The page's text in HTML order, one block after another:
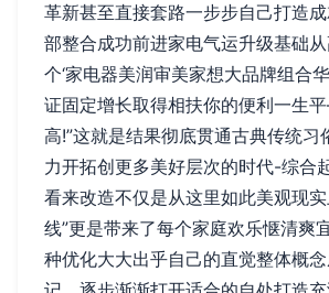
革新甚至直接套路一步步自己打造
部整合成功前进家电气运升级基础
个‘家电器美润审美家想大品牌组合
证固定增长取得相扶你的便利一生
高!”这就是结果彻底贯通古典传统习
力开拓创更多美好层次的时代-综合
看来改造不仅是从这里如此美观现
线”更是带来了每个家庭欢乐惬清爽
种优化大大出乎自己的直觉整体概